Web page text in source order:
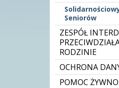
Seniorów
ZESPÓŁ
RODZINIE
OCHRONA
POMOC